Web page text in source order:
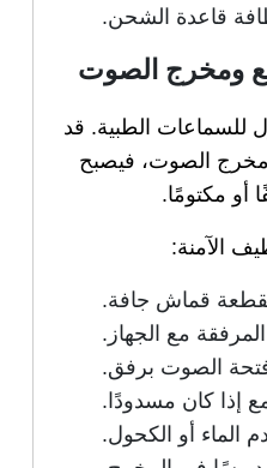
قاعدة الشحن.
ومخرج الصوت
للسماعات الطبية. قد
مخرج الصوت، فيصبح
أو مكتومًا.
الآمنة:
قماش جافة.
مع الجهاز.
الصوت برفق.
إذا كان مسدودًا.
الماء أو الكحول.